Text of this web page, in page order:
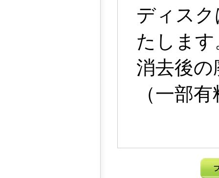
ディス
たしま
消去後の
（一部